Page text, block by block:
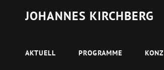
JOHANNES KIRCHBERG
AKTUELL PROGRAMME